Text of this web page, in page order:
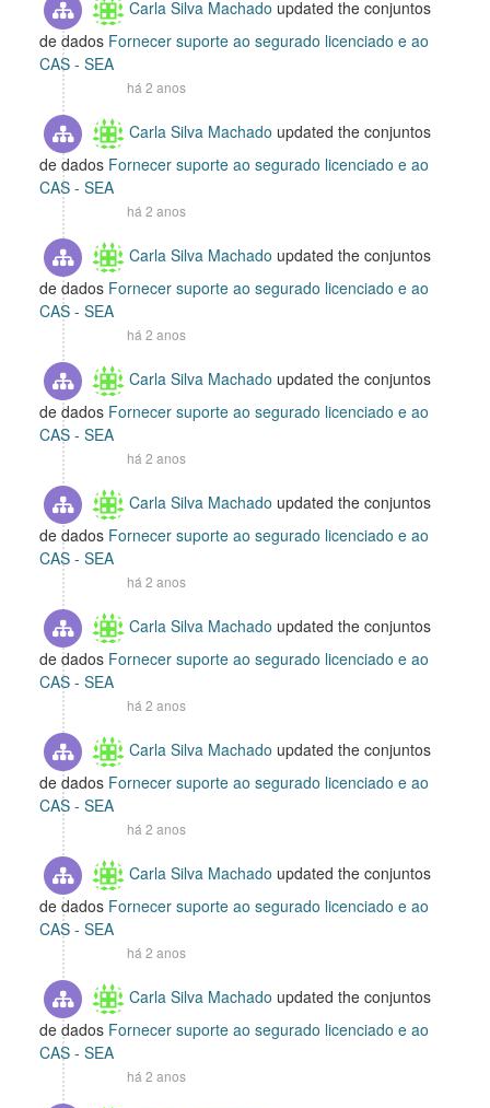
Carla Silva Machado updated the conjuntos
de dados Fornecer suporte ao segurado licenciado e ao
CAS - SEA
há 2 anos
Carla Silva Machado updated the conjuntos
de dados Fornecer suporte ao segurado licenciado e ao
CAS - SEA
há 2 anos
Carla Silva Machado updated the conjuntos
de dados Fornecer suporte ao segurado licenciado e ao
CAS - SEA
há 2 anos
Carla Silva Machado updated the conjuntos
de dados Fornecer suporte ao segurado licenciado e ao
CAS - SEA
há 2 anos
Carla Silva Machado updated the conjuntos
de dados Fornecer suporte ao segurado licenciado e ao
CAS - SEA
há 2 anos
Carla Silva Machado updated the conjuntos
de dados Fornecer suporte ao segurado licenciado e ao
CAS - SEA
há 2 anos
Carla Silva Machado updated the conjuntos
de dados Fornecer suporte ao segurado licenciado e ao
CAS - SEA
há 2 anos
Carla Silva Machado updated the conjuntos
de dados Fornecer suporte ao segurado licenciado e ao
CAS - SEA
há 2 anos
Carla Silva Machado updated the conjuntos
de dados Fornecer suporte ao segurado licenciado e ao
CAS - SEA
há 2 anos